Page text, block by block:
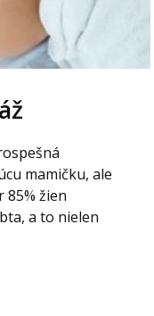
mamičku, ale
žien
a to nielen